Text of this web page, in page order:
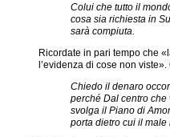
Scuola
Colui che tutto il
cosa sia richiesta in
sarà compiuta.
Ricordate in pari tempo che
l’evidenza di cose non
Chiedo il denaro
perché Dal centro
svolga il Piano di
porta dietro cui il male